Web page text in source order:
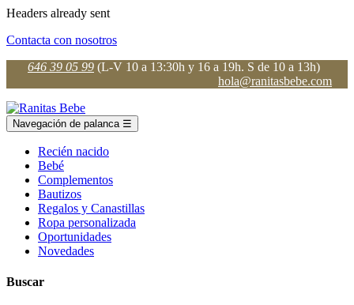
Headers already sent
Contacta con nosotros
646 39 05 99 (L-V 10 a 13:30h y 16 a 19h. S de 10 a 13h)
hola@ranitasbebe.com
Navegación de palanca ☰
Recién nacido
Bebé
Complementos
Bautizos
Regalos y Canastillas
Ropa personalizada
Oportunidades
Novedades
Buscar